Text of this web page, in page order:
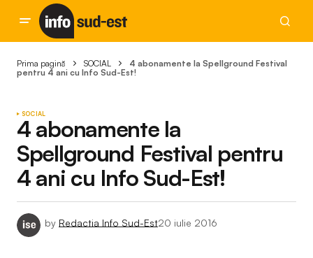
Prima pagină SOCIAL
4 abonamente la Spellground Festival
pentru 4 ani cu Info Sud-Est!
SOCIAL
4 abonamente la
Spellground Festival pentru
4 ani cu Info Sud-Est!
by Redactia Info Sud-Est20 iulie 2016